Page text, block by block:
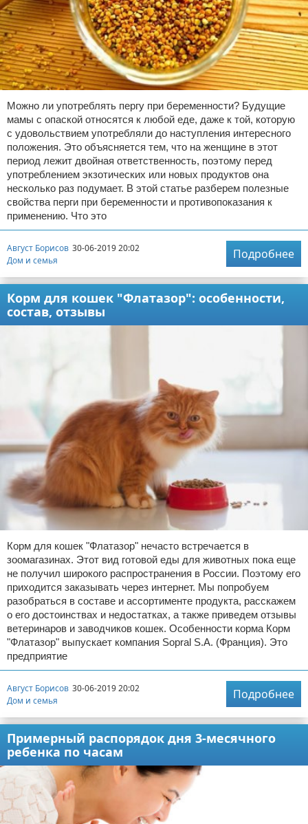
Можно ли употреблять пергу при беременности? Будущие
мамы с опаской относятся к любой еде, даже к той, которую
с удовольствием употребляли до наступления интересного
положения. Это объясняется тем, что на женщине в этот
период лежит двойная ответственность, поэтому перед
употреблением экзотических или новых продуктов она
несколько раз подумает. В этой статье разберем полезные
свойства перги при беременности и противопоказания к
применению. Что это
Август Борисов 30-06-2019 20:02
Дом и семья
Подробнее
Корм для кошек "Флатазор": особенности,
состав, отзывы
Корм для кошек "Флатазор" нечасто встречается в
зоомагазинах. Этот вид готовой еды для животных пока еще
не получил широкого распространения в России. Поэтому его
приходится заказывать через интернет. Мы попробуем
разобраться в составе и ассортименте продукта, расскажем
о его достоинствах и недостатках, а также приведем отзывы
ветеринаров и заводчиков кошек. Особенности корма Корм
"Флатазор" выпускает компания Sopral S.A. (Франция). Это
предприятие
Август Борисов 30-06-2019 20:02
Дом и семья
Подробнее
Примерный распорядок дня 3-месячного
ребенка по часам